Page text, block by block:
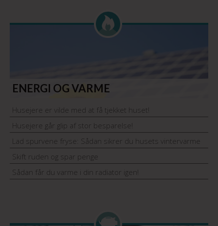
ENERGI OG VARME
Husejere er vilde med at få tjekket huset!
Husejere går glip af stor besparelse!
Lad spurvene fryse: Sådan sikrer du husets vintervarme
Skift ruden og spar penge
Sådan får du varme i din radiator igen!